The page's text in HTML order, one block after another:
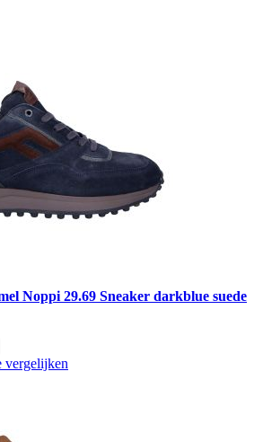
Noppi 29.69 Sneaker darkblue suede
vergelijken